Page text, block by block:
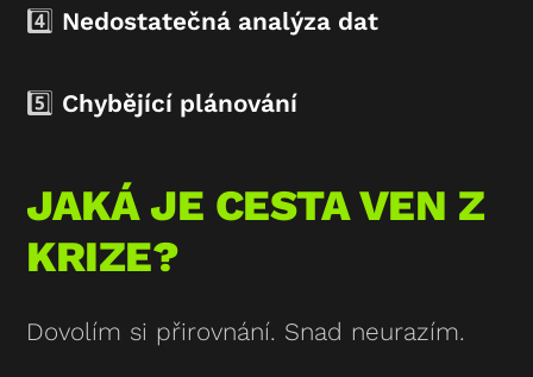
4️⃣ Nedostatečná analýza dat
5️⃣ Chybějící plánování
JAKÁ JE CESTA VEN Z
KRIZE?
Dovolím si přirovnání. Snad neurazím.